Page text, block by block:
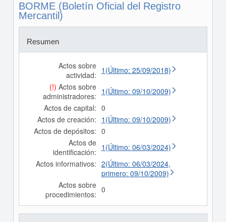
BORME (Boletín Oficial del Registro
Mercantil)
Resumen
Actos sobre
actividad: 1(Último: 25/09/2018)
(!) Actos sobre
administradores: 1(Último: 09/10/2009)
Actos de capital: 0
Actos de creación: 1(Último: 09/10/2009)
Actos de depósitos: 0
Actos de
identificación: 1(Último: 06/03/2024)
Actos informativos: 2(Último: 06/03/2024,
primero: 09/10/2009)
Actos sobre
procedimientos: 0